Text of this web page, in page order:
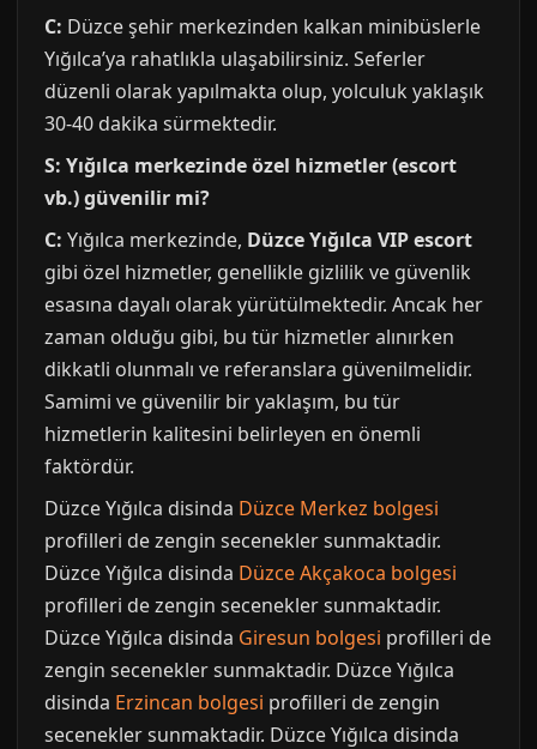
C: Düzce şehir merkezinden kalkan minibüslerle
Yığılca’ya rahatlıkla ulaşabilirsiniz. Seferler
düzenli olarak yapılmakta olup, yolculuk yaklaşık
30-40 dakika sürmektedir.
S: Yığılca merkezinde özel hizmetler (escort
vb.) güvenilir mi?
C: Yığılca merkezinde, Düzce Yığılca VIP escort
gibi özel hizmetler, genellikle gizlilik ve güvenlik
esasına dayalı olarak yürütülmektedir. Ancak her
zaman olduğu gibi, bu tür hizmetler alınırken
dikkatli olunmalı ve referanslara güvenilmelidir.
Samimi ve güvenilir bir yaklaşım, bu tür
hizmetlerin kalitesini belirleyen en önemli
faktördür.
Düzce Yığılca disinda Düzce Merkez bolgesi
profilleri de zengin secenekler sunmaktadir.
Düzce Yığılca disinda Düzce Akçakoca bolgesi
profilleri de zengin secenekler sunmaktadir.
Düzce Yığılca disinda Giresun bolgesi profilleri de
zengin secenekler sunmaktadir. Düzce Yığılca
disinda Erzincan bolgesi profilleri de zengin
secenekler sunmaktadir. Düzce Yığılca disinda